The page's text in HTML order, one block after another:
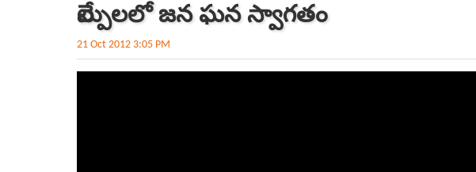
వేల్పులలో జన ఘన స్వాగతం
21 Oct 2012 3:05 PM